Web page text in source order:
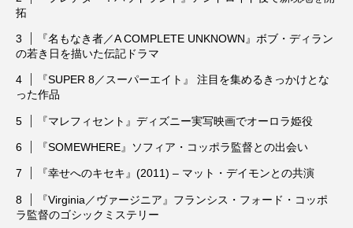
ウーナ・チャップリン ウィキッド ふたりの魔女
ウィキッド 永遠の約束 エマ・ストーン
オードリー・ヘプバーン キアヌ・リーブス
拓
『名もなき者／A COMPLETE UNKNOWN』ボブ・ディラン
の若き日を描いた伝記ドラマ
『SUPER 8／スーパーエイト』 注目を集めるきっかけとな
った作品
『マレフィセント』ディズニー実写映画でオーロラ姫役
『SOMEWHERE』ソフィア・コッポラ監督との出会い
『幸せへのキセキ』(2011) – マット・デイモンとの共演
『Virginia／ヴァージニア』フランシス・フォード・コッポ
ラ監督のゴシックミステリー